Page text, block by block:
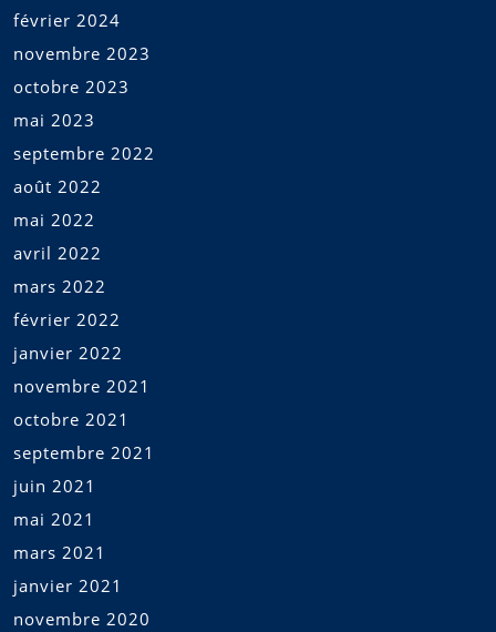
février 2024
novembre 2023
octobre 2023
mai 2023
septembre 2022
août 2022
mai 2022
avril 2022
mars 2022
février 2022
janvier 2022
novembre 2021
octobre 2021
septembre 2021
juin 2021
mai 2021
mars 2021
janvier 2021
novembre 2020